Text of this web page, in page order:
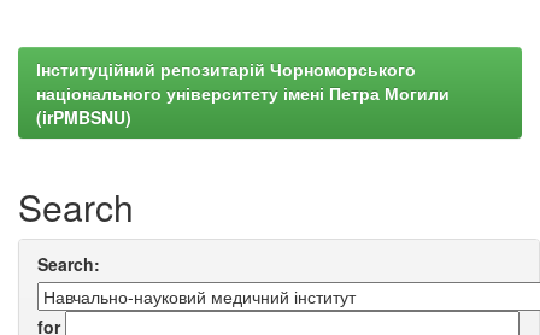
Інституційний репозитарій Чорноморського
національного університету імені Петра Могили
(irPMBSNU)
Search
Search:
for